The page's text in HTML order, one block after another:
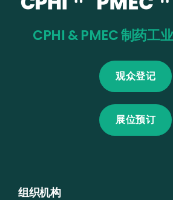
CPHI & PMEC 制药工业
观众登记
展位预订
组织机构